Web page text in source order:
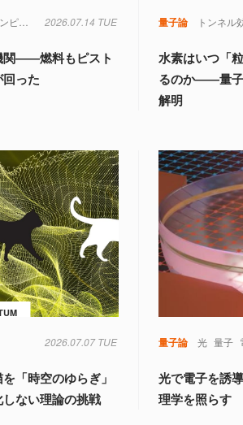
ータ 2026.07.14 TUE
関――燃料もピスト
った
量子論 トンネル
水素はいつ「
るのか――量子
解明
2026.07.07 TUE
「時空のゆらぎ」
ない理論の挑戦
量子論 光 量子
光で電子を誘
理学を照らす